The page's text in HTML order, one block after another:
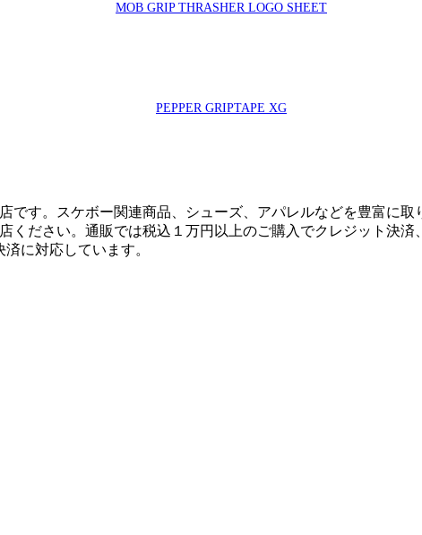
MOB GRIP THRASHER LOGO SHEET
PEPPER GRIPTAPE XG
です。スケボー関連商品、シューズ、アパレルなどを豊富に
ください。通販では税込１万円以上のご購入でクレジット決
に対応しています。